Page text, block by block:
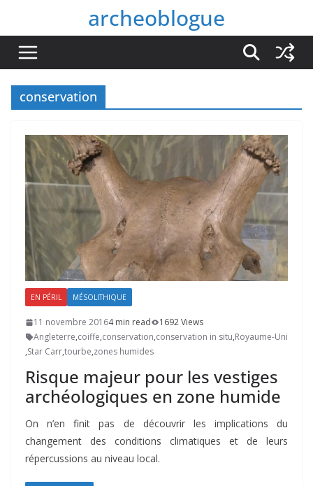
contenu
archeoblogue
conservation
EN PÉRIL MÉSOLITHIQUE
11 novembre 20164 min read
1692 Views
Angleterre,coiffe,conservation,conservation in situ,Royaume-Uni
,Star Carr,tourbe,zones humides
Risque majeur pour les vestiges
archéologiques en zone humide
On n’en finit pas de découvrir les implications du
changement des conditions climatiques et de leurs
répercussions au niveau local.